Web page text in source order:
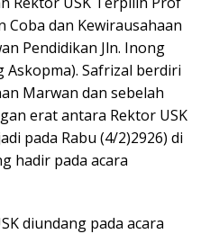
Coba dan Kewirausahaan
Pendidikan Jln. Inong
Askopma). Safrizal berdiri
Marwan dan sebelah
erat antara Rektor USK
pada Rabu (4/2)2926) di
hadir pada acara
diundang pada acara